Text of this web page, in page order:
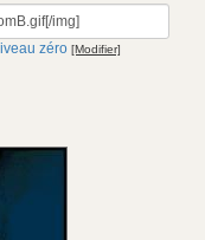
zéro [Modifier]